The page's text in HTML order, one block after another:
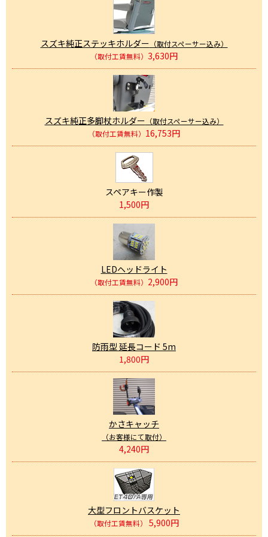
スズキ純正ステッキホルダー （取付スペーサー込み）
（取付工賃無料） 3,630円
スズキ純正多脚杖ホルダー （取付スペーサー込み）
（取付工賃無料） 16,753円
スペアキー作製
1,500円
LEDヘッドライト
（取付工賃無料） 2,900円
防雨型 延長コード 5m
1,800円
かさキャッチ
（お客様にて取付）
4,240円
大型フロントバスケット
（取付工賃無料） 5,900円